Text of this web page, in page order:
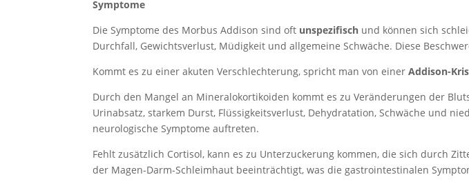
Symptome
Die Symptome des Morbus Addison sind oft unspezifisch und können sich
Durchfall, Gewichtsverlust, Müdigkeit und allgemeine Schwäche. Diese
Kommt es zu einer akuten Verschlechterung, spricht man von einerAddison-
Durch den Mangel an Mineralokortikoiden kommt es zu Veränderungen der
Urinabsatz, starkem Durst, Flüssigkeitsverlust, Dehydratation, Schwäche und
neurologische Symptome auftreten.
Fehlt zusätzlich Cortisol, kann es zu Unterzuckerung kommen, die sich durch
der Magen-Darm-Schleimhaut beeinträchtigt, was die gastrointestinalen